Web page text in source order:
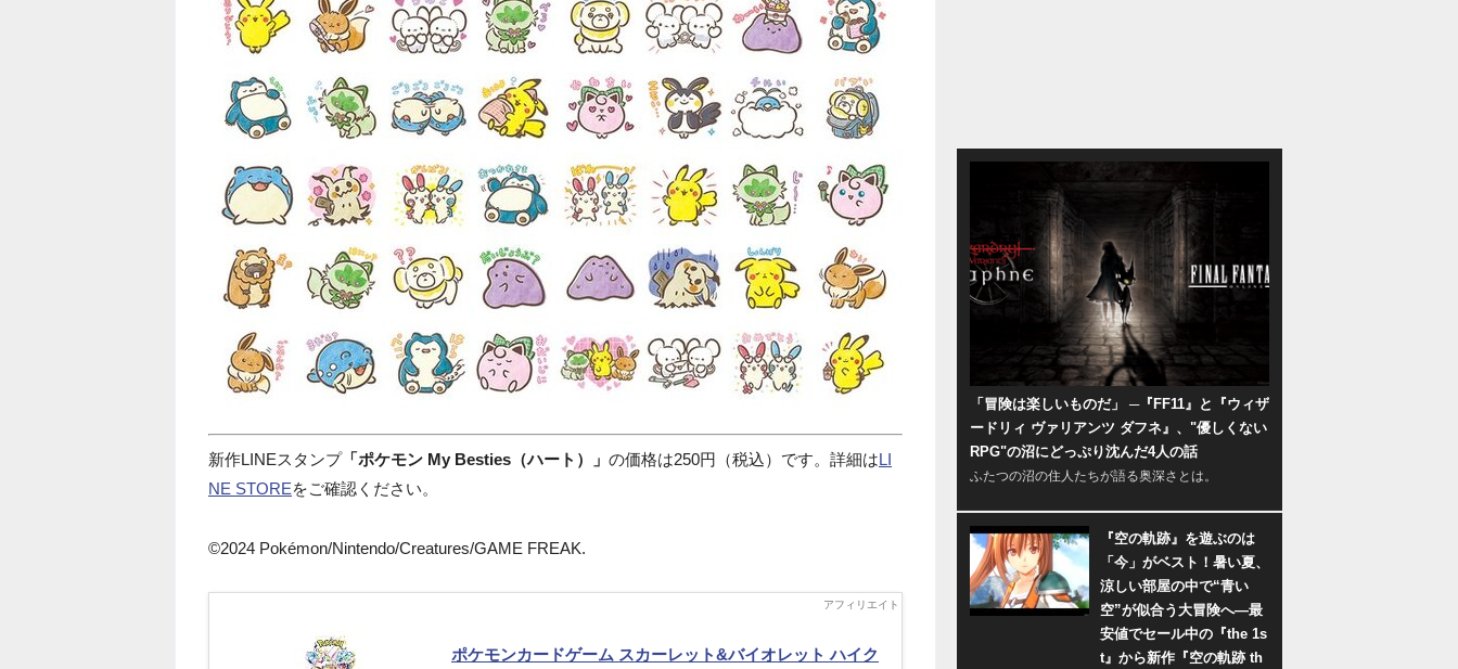
新作LINEスタンプ「ポケモン My Besties（ハート）」 の価格は250円（税込）です。詳細はLI
NE STOREをご確認ください。
©2024 Pokémon/Nintendo/Creatures/GAME FREAK.
ポケモンカードゲーム スカーレット&バイオレット ハイク
「冒険は楽しいものだ」 ─『FF11』と『ウィザ
ードリィ ヴァリアンツ ダフネ』、"優しくない
RPG"の沼にどっぷり沈んだ4人の話
ふたつの沼の住人たちが語る奥深さとは。
『空の軌跡』を遊ぶのは
「今」がベスト！暑い夏、
涼しい部屋の中で“青い
空”が似合う大冒険へ―最
安値でセール中の『the 1s
t』から新作『空の軌跡 th